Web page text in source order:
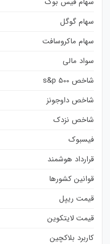
سهام گوگل
سهام ماکروسافت
سواد مالی
شاخص s&p 500
شاخص داوجونز
شاخص نزدک
فیسبوک
قرارداد هوشمند
قوانین کشورها
قیمت ریپل
قیمت لایتکوین
کاربرد بلاکچین